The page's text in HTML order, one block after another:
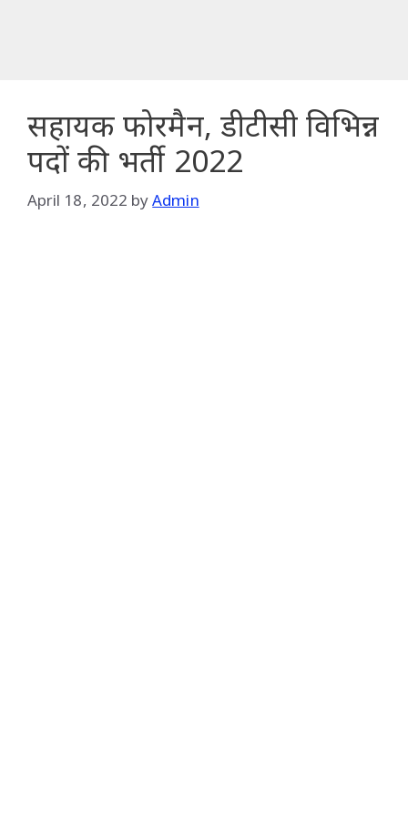
सहायक फोरमैन, डीटीसी विभिन्न
पदों की भर्ती 2022
April 18, 2022 byAdmin